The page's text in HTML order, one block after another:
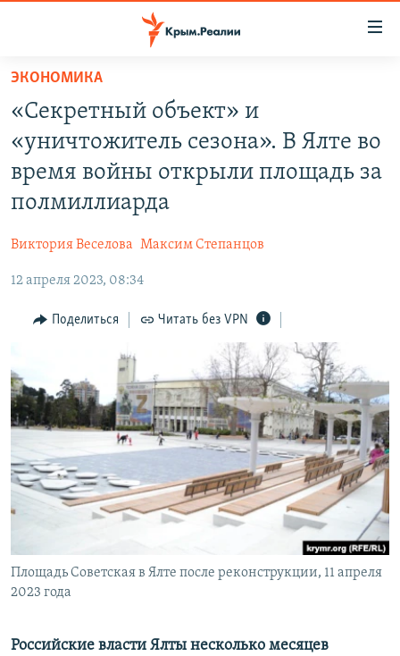
Вернуться
основному
содержанию
Вернутся
главной
Вернутся
СПЕЦПРОЕКТЫ
ВОДА
ИНТЕРАКТИВ
ИНФОГРАФИКА
ТЕЛЕПРОЕКТ КРЫМ.РЕАЛИИ
СОВЕТЫ ПРАВОЗАЩИТНИКОВ
ПРОПАВШИЕ БЕЗ ВЕСТИ
ПОБЕДИТЕЛЕЙ НЕ СУДЯТ?
КРЫМ.НЕПОКОРЕННЫЙ
ELIFBE
УКРАИНСКАЯ ПРОБЛЕМА КРЫМА
РАДІО СВОБОДА
КАК ОБОЙТИ БЛОКИРОВКУ
ПРИСОЕДИНЯЙТЕСЬ!
ЭКОНОМИКА
«Секретный объект» и
«уничтожитель сезона». В Ялте во
время войны открыли площадь за
полмиллиарда
Виктория Веселова Максим Степанцов
12 апреля 2023, 08:34
Поделиться Читать без VPN
Площадь Советская в Ялте после реконструкции, 11 апреля
2023 года
Российские власти Ялты несколько месяцев